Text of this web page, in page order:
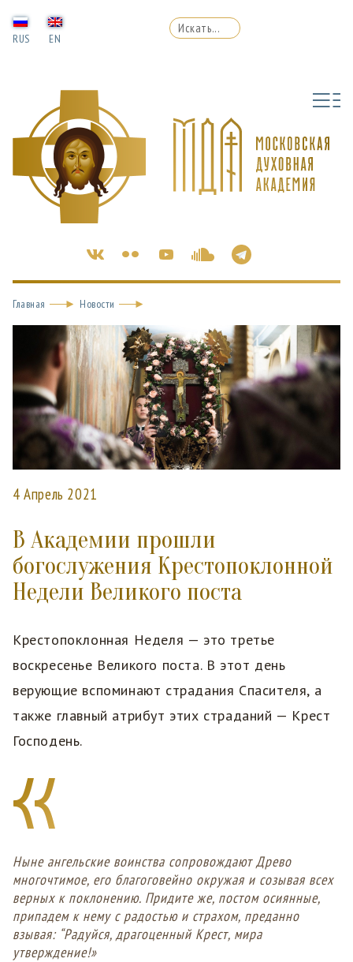
RUS EN
Главная Новости
4 Апрель 2021
В Академии прошли
богослужения Крестопоклонной
Недели Великого поста
Крестопоклонная Неделя — это третье
воскресенье Великого поста. В этот день
верующие вспоминают страдания Спасителя, а
также главный атрибут этих страданий — Крест
Господень.
Ныне ангельские воинства сопровождают Древо
многочтимое, его благоговейно окружая и созывая всех
верных к поклонению. Придите же, постом осиянные,
припадем к нему с радостью и страхом, преданно
взывая: “Радуйся, драгоценный Крест, мира
утверждение!»